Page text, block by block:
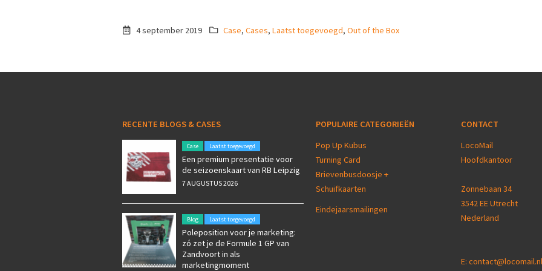
4 september 2019 Case, Cases, Laatst toegevoegd, Out of the Box
RECENTE BLOGS & CASES
Case Laatst toegevoegd
Een premium presentatie voor
de seizoenskaart van RB Leipzig
7 AUGUSTUS 2026
Blog Laatst toegevoegd
Poleposition voor je marketing:
zó zet je de Formule 1 GP van
Zandvoort in als
marketingmoment
POPULAIRE CATEGORIEËN
Pop Up Kubus
Turning Card
Brievenbusdoosje +
Schuifkaarten
Eindejaarsmailingen
CONTACT
LocoMail
Hoofdkantoor
Zonnebaan 34
3542 EE Utrecht
Nederland
E: contact@locomail.nl